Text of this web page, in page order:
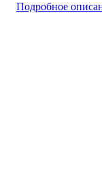
Подробное